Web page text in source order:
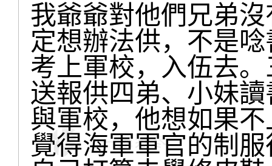
我爺爺對他們兄弟
定想辦法供，不是
考上軍校，入伍去
送報供四弟、小妹
與軍校，他想如果
覺得海軍軍官的制